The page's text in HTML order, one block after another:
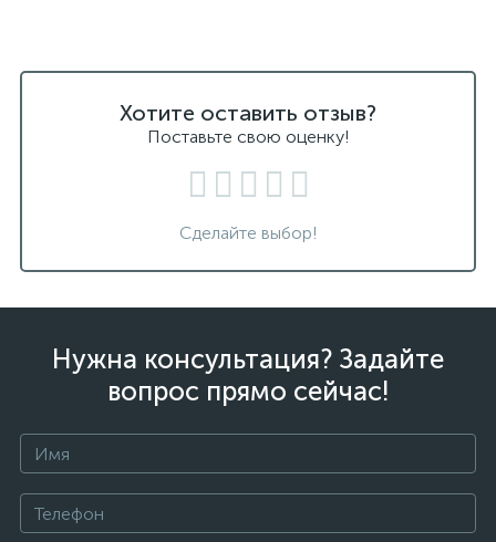
Хотите оставить отзыв?
Поставьте свою оценку!
Сделайте выбор!
Нужна консультация? Задайте
вопрос прямо сейчас!